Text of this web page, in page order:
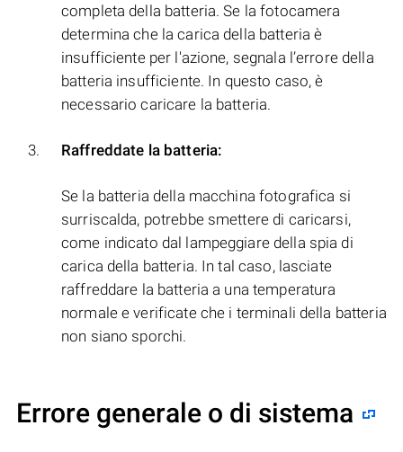
completa della batteria. Se la fotocamera
determina che la carica della batteria è
insufficiente per l'azione, segnala l’errore della
batteria insufficiente. In questo caso, è
necessario caricare la batteria.
Raffreddate la batteria:
Se la batteria della macchina fotografica si
surriscalda, potrebbe smettere di caricarsi,
come indicato dal lampeggiare della spia di
carica della batteria. In tal caso, lasciate
raffreddare la batteria a una temperatura
normale e verificate che i terminali della batteria
non siano sporchi.
Errore generale o di sistema